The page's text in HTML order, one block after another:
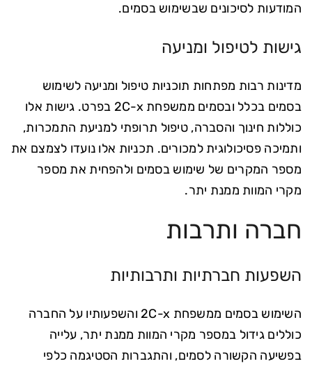
המודעות לסיכונים שבשימוש בסמים.
גישות לטיפול ומניעה
מדינות רבות מפתחות תוכניות טיפול ומניעה לשימוש
בסמים בכלל ובסמים ממשפחת 2C-x בפרט. גישות אלו
כוללות חינוך והסברה, טיפול תרופתי למניעת התמכרות,
ותמיכה פסיכולוגית למכורים. תכניות אלו נועדו לצמצם את
מספר המקרים של שימוש בסמים ולהפחית את מספר
מקרי המוות ממנת יתר.
חברה ותרבות
השפעות חברתיות ותרבותיות
השימוש בסמים ממשפחת 2C-x והשפעותיו על החברה
כוללים גידול במספר מקרי המוות ממנת יתר, עלייה
בפשיעה הקשורה לסמים, והתגברות הסטיגמה כלפי